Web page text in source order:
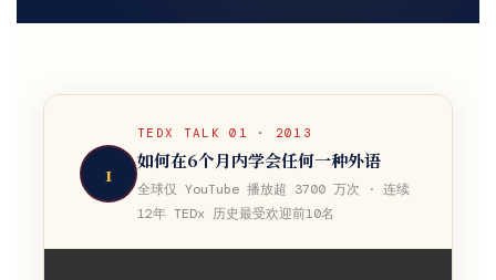
1
TEDX TALK 01 · 2013
如何在6个月内学会任何一种外语
全球仅 YouTube 播放超 3700 万次 · 连续
12年 TEDx 历史最受欢迎前10名